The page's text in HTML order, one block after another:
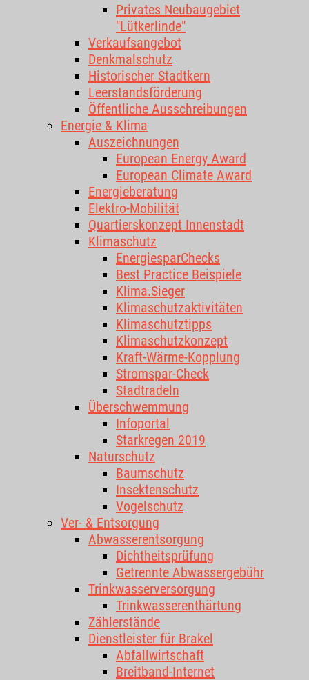
Privates Neubaugebiet
"Lütkerlinde"
Verkaufsangebot
Denkmalschutz
Historischer Stadtkern
Leerstandsförderung
Öffentliche Ausschreibungen
Energie & Klima
Auszeichnungen
European Energy Award
European Climate Award
Energieberatung
Elektro-Mobilität
Quartierskonzept Innenstadt
Klimaschutz
EnergiesparChecks
Best Practice Beispiele
Klima.Sieger
Klimaschutzaktivitäten
Klimaschutztipps
Klimaschutzkonzept
Kraft-Wärme-Kopplung
Stromspar-Check
Stadtradeln
Überschwemmung
Infoportal
Starkregen 2019
Naturschutz
Baumschutz
Insektenschutz
Vogelschutz
Ver- & Entsorgung
Abwasserentsorgung
Dichtheitsprüfung
Getrennte Abwassergebühr
Trinkwasserversorgung
Trinkwasserenthärtung
Zählerstände
Dienstleister für Brakel
Abfallwirtschaft
Breitband-Internet